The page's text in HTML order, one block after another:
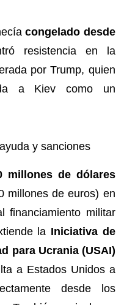
congelado desde
resistencia en la
por Trump, quien
a Kiev como un
y sanciones
millones de dólares
millones de euros) en
financiamiento militar
la Iniciativa de
para Ucrania (USAI)
a Estados Unidos a
desde los